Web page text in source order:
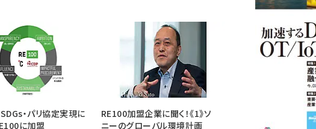
・パリ協定実現に
に加盟
RE100加盟企業に聞く！《1》ソ
ニーのグローバル環境計画